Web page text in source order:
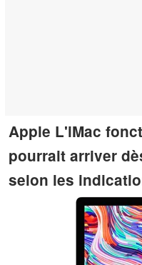
Apple L'iMac
pourrait arriver
selon les